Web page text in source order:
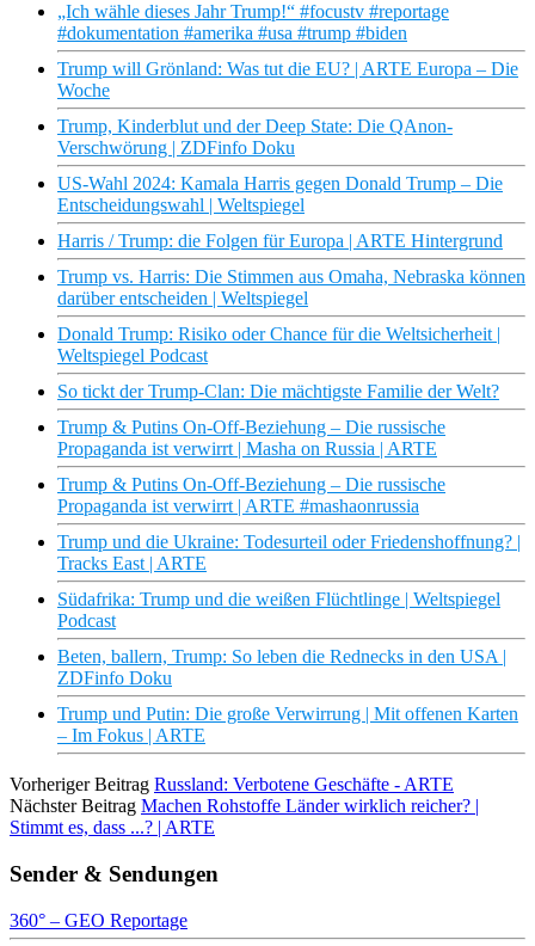
„Ich wähle dieses Jahr Trump!“ #focustv #reportage
#dokumentation #amerika #usa #trump #biden
Trump will Grönland: Was tut die EU? | ARTE Europa – Die
Woche
Trump, Kinderblut und der Deep State: Die QAnon-
Verschwörung | ZDFinfo Doku
US-Wahl 2024: Kamala Harris gegen Donald Trump – Die
Entscheidungswahl | Weltspiegel
Harris / Trump: die Folgen für Europa | ARTE Hintergrund
Trump vs. Harris: Die Stimmen aus Omaha, Nebraska können
darüber entscheiden | Weltspiegel
Donald Trump: Risiko oder Chance für die Weltsicherheit |
Weltspiegel Podcast
So tickt der Trump-Clan: Die mächtigste Familie der Welt?
Trump & Putins On-Off-Beziehung – Die russische
Propaganda ist verwirrt | Masha on Russia | ARTE
Trump & Putins On-Off-Beziehung – Die russische
Propaganda ist verwirrt | ARTE #mashaonrussia
Trump und die Ukraine: Todesurteil oder Friedenshoffnung? |
Tracks East | ARTE
Südafrika: Trump und die weißen Flüchtlinge | Weltspiegel
Podcast
Beten, ballern, Trump: So leben die Rednecks in den USA |
ZDFinfo Doku
Trump und Putin: Die große Verwirrung | Mit offenen Karten
– Im Fokus | ARTE
Vorheriger Beitrag Russland: Verbotene Geschäfte - ARTE
Nächster Beitrag Machen Rohstoffe Länder wirklich reicher? |
Stimmt es, dass ...? | ARTE
Sender & Sendungen
360° – GEO Reportage